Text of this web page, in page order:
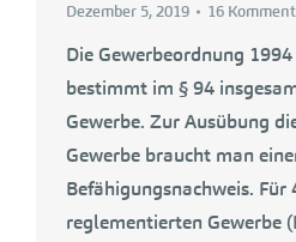
Dezember 5, 2019
16
Die Gewerbeordnung
bestimmt im § 94
Gewerbe. Zur Ausübung
Gewerbe braucht man
Befähigungsnachweis. Für
reglementierten Gewerbe